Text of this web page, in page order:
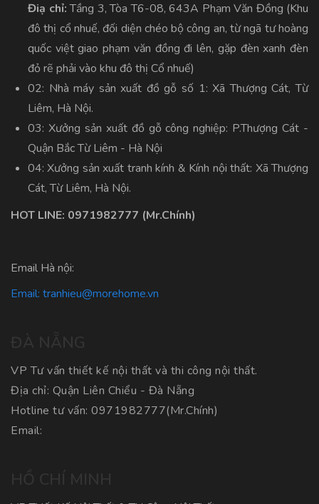
Điạ chỉ:Tầng 3, Tòa T6-08, 643A Phạm Văn Đồng (Khu
đô thị cổ nhuế, đối diện chéo bộ công an, từ ngã tư hoàng
quốc việt giao phạm văn đồng đi lên, gặp đèn xanh đèn
đỏ rẽ phải vào khu đô thị Cổ nhuế)
02: Nhà máy sản xuất đồ gỗ số 1: Xã Thượng Cát, Từ
Liêm, Hà Nội.
03: Xưởng sản xuất đồ gỗ công nghiệp: P.Thượng Cát -
Quận Bắc Từ Liêm - Hà Nội
04: Xưởng sản xuất tranh kính & Kính nội thất: Xã Thượng
Cát, Từ Liêm, Hà Nội.
HOT LINE: 0971982777 (Mr.Chính)
Email Hà nội:
Email: tranhieu@morehome.vn
VP Tư vấn thiết kế nội thất và thi công nội thất.
Địa chỉ: Quận Liên Chiểu - Đà Nẵng
Hotline tư vấn: 0971982777(Mr.Chính)
Email: